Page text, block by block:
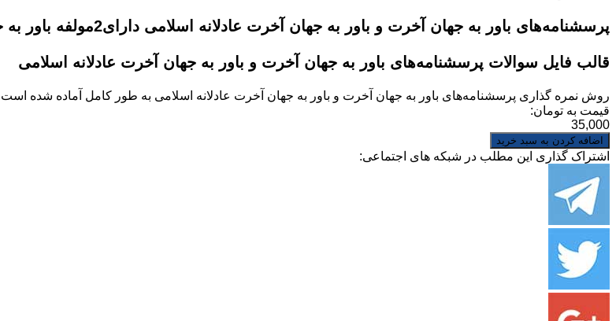
پرسشنامه‌های باور به جهان آخرت و باور به جهان آخرت عادلانه اسلامی دارای2مولفه باور به جهان آخرت و باور به جهان آخرت عادلانة اسلامي می باشد.
قالب فایل سوالات پرسشنامه‌های باور به جهان آخرت و باور به جهان آخرت عادلانه اسلامی
روش نمره گذاری پرسشنامه‌های باور به جهان آخرت و باور به جهان آخرت عادلانه اسلامی به طور کامل آماده شده
قیمت به تومان:
35,000
اشتراک گذاری این مطلب در شبکه های اجتماعی: